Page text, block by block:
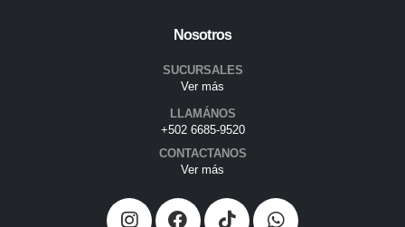
Nosotros
SUCURSALES
Ver más
LLAMÁNOS
+502 6685-9520
CONTACTANOS
Ver más